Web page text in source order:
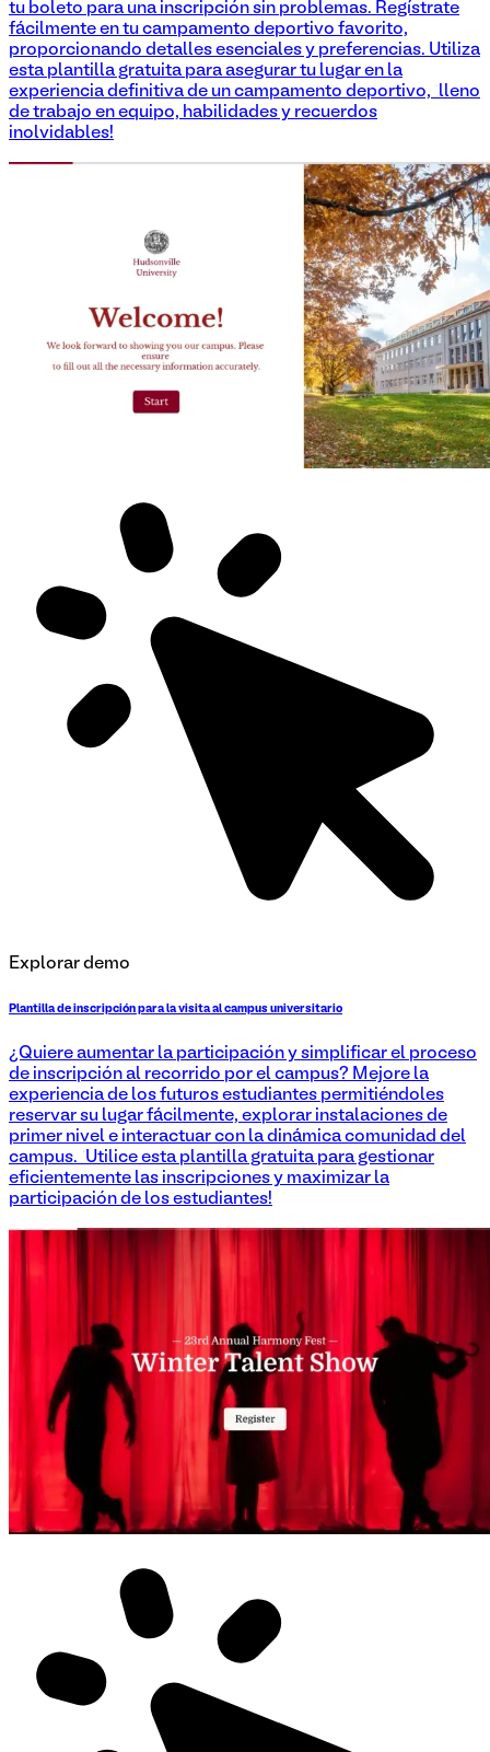
tu boleto para una inscripción sin problemas. Regístrate
fácilmente en tu campamento deportivo favorito,
proporcionando detalles esenciales y preferencias. Utiliza
esta plantilla gratuita para asegurar tu lugar en la
experiencia definitiva de un campamento deportivo, ¡lleno
de trabajo en equipo, habilidades y recuerdos
inolvidables!
Explorar demo
Plantilla de inscripción para la visita al campus universitario
¿Quiere aumentar la participación y simplificar el proceso
de inscripción al recorrido por el campus? Mejore la
experiencia de los futuros estudiantes permitiéndoles
reservar su lugar fácilmente, explorar instalaciones de
primer nivel e interactuar con la dinámica comunidad del
campus. ¡Utilice esta plantilla gratuita para gestionar
eficientemente las inscripciones y maximizar la
participación de los estudiantes!